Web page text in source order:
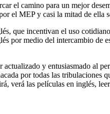
el camino para un mejor
el MEP y casi la mitad de ella
que incentivan el uso
por medio del intercambio de
y entusiasmado al
por todas las tribulaciones
verá las películas en inglés,